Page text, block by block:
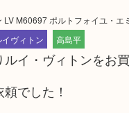
M60697 ポルトフォイユ・エ
イヴィトン 高島平
イ・ヴィトンをお
でした！